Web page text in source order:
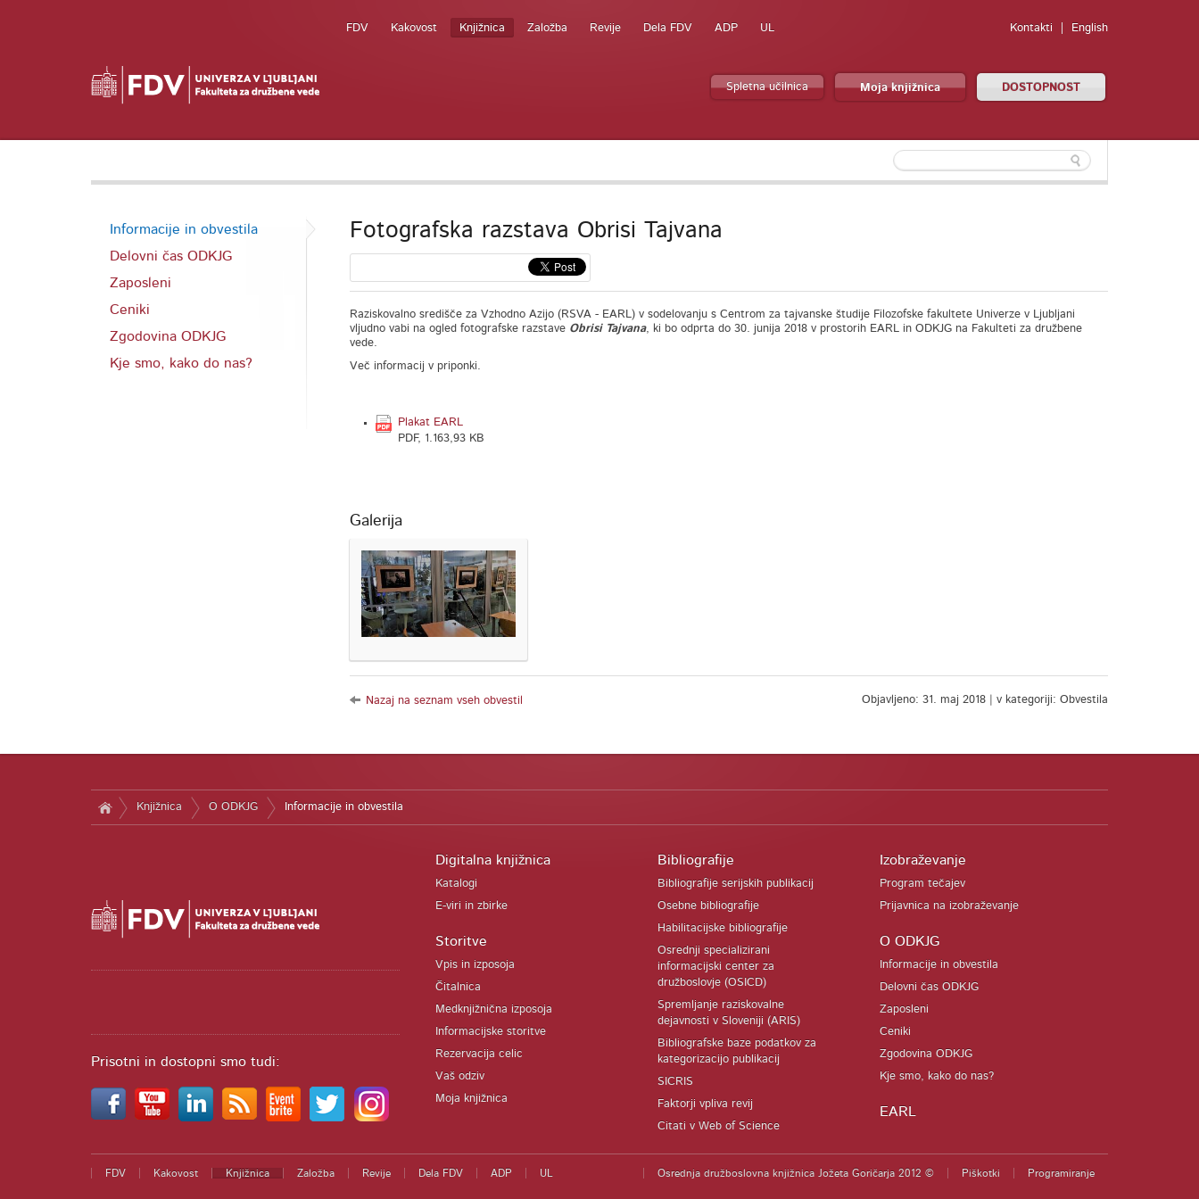
FDV Kakovost Knjižnica Založba Revije Dela FDV ADP UL Kontakti English
Spletna učilnica Moja knjižnica DOSTOPNOST
Informacije in obvestila
Delovni čas ODKJG
Zaposleni
Ceniki
Zgodovina ODKJG
Kje smo, kako do nas?
Fotografska razstava Obrisi Tajvana
Raziskovalno središče za Vzhodno Azijo (RSVA - EARL) v sodelovanju s Centrom za tajvanske študije Filozofske fakultete Univerze v Ljubljani
vljudno vabi na ogled fotografske razstave Obrisi Tajvana, ki bo odprta do 30. junija 2018 v prostorih EARL in ODKJG na Fakulteti za družbene
vede.
Več informacij v priponki.
Plakat EARL
PDF, 1.163,93 KB
Galerija
Nazaj na seznam vseh obvestil Objavljeno: 31. maj 2018 | v kategoriji: Obvestila
Knjižnica O ODKJG Informacije in obvestila
Prisotni in dostopni smo tudi:
Digitalna knjižnica
Katalogi
E-viri in zbirke
Storitve
Vpis in izposoja
Čitalnica
Medknjižnična izposoja
Informacijske storitve
Rezervacija celic
Vaš odziv
Moja knjižnica
Bibliografije
Bibliografije serijskih publikacij
Osebne bibliografije
Habilitacijske bibliografije
Osrednji specializirani
informacijski center za
družboslovje (OSICD)
Spremljanje raziskovalne
dejavnosti v Sloveniji (ARIS)
Bibliografske baze podatkov za
kategorizacijo publikacij
SICRIS
Faktorji vpliva revij
Citati v Web of Science
Izobraževanje
Program tečajev
Prijavnica na izobraževanje
O ODKJG
Informacije in obvestila
Delovni čas ODKJG
Zaposleni
Ceniki
Zgodovina ODKJG
Kje smo, kako do nas?
EARL
FDV Kakovost Knjižnica Založba Revije Dela FDV ADP UL Osrednja družboslovna knjižnica Jožeta Goričarja 2012 © Piškotki Programiranje